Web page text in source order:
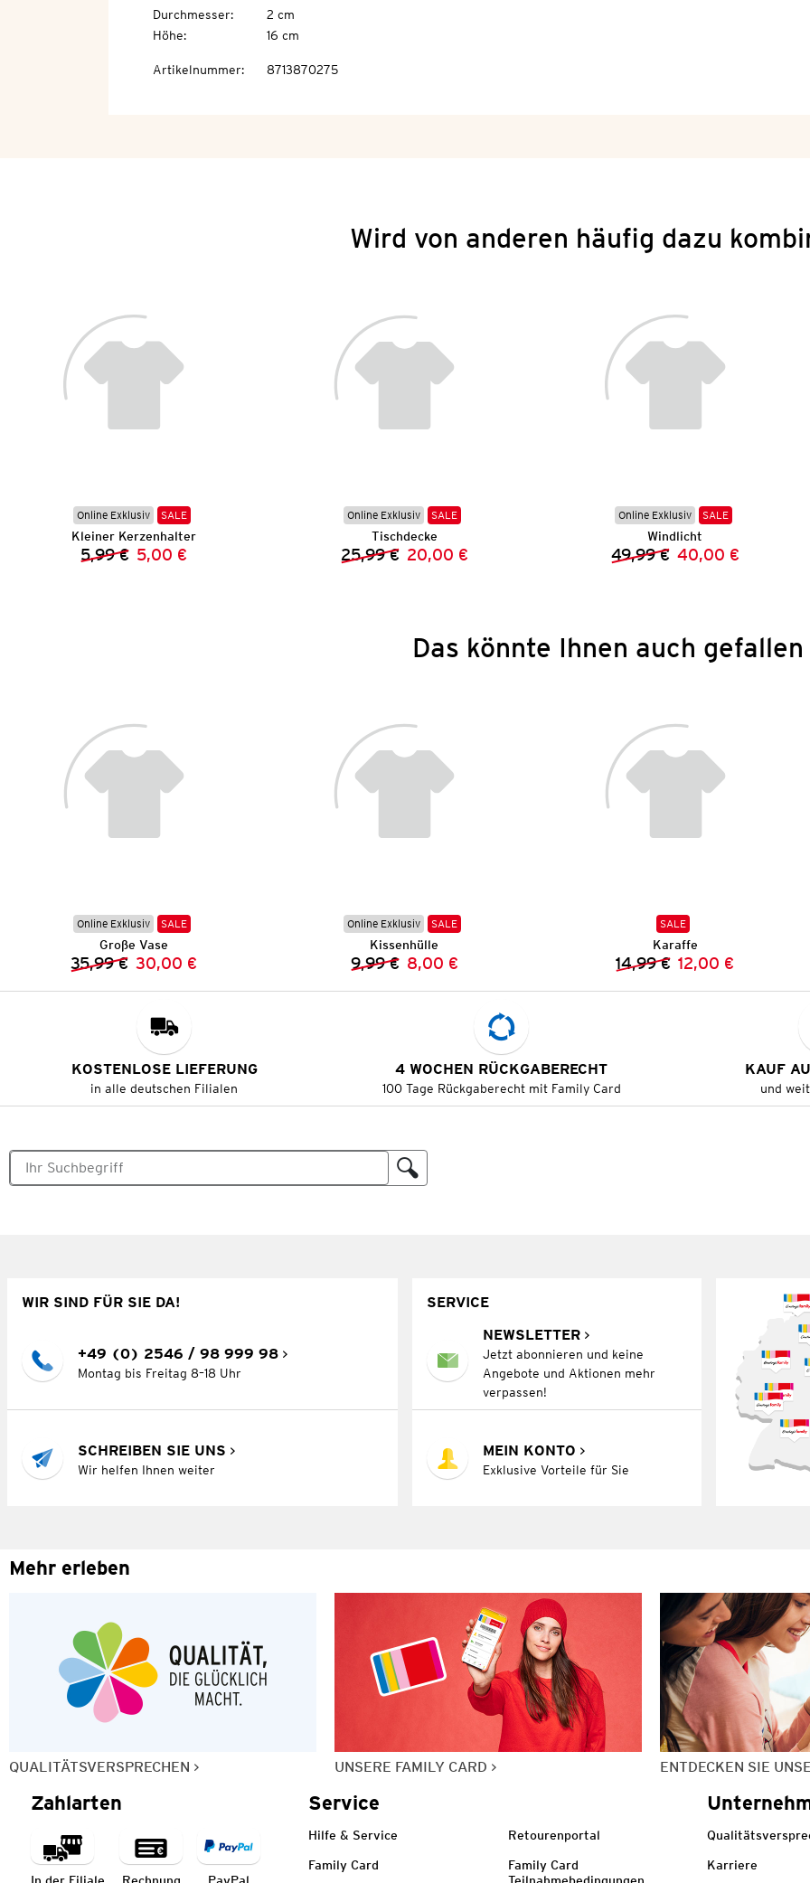
Durchmesser:
2 cm
Höhe: 16 cm
Artikelnummer: 8713870275
Wird von anderen häufig dazu
Online Exklusiv SALE
Kleiner Kerzenhalter
Vorheriger Preis:
5,99 € Neuer Preis:
5,00 €
Online Exklusiv SALE
Tischdecke
Vorheriger Preis:
25,99 € Neuer Preis:
20,00 €
Online Exklusiv SALE
Windlicht
Vorheriger Preis:
49,99 € Neuer Preis:
40,00 €
Das könnte Ihnen auch gefallen
Online Exklusiv SALE
Große Vase
Vorheriger Preis:
35,99 € Neuer Preis:
30,00 €
Online Exklusiv SALE
Kissenhülle
Vorheriger Preis:
9,99 € Neuer Preis:
8,00 €
SALE
Karaffe
Vorheriger Preis:
14,99 € Neuer Preis:
12,00 €
KOSTENLOSE LIEFERUNG
in alle deutschen Filialen
4 WOCHEN RÜCKGABERECHT
100 Tage Rückgaberecht mit Family Card
KAUF
und
WIR SIND FÜR SIE DA!
+49 (0) 2546 / 98 999 98
Montag bis Freitag 8–18 Uhr
SCHREIBEN SIE UNS
Wir helfen Ihnen weiter
SERVICE
NEWSLETTER
Jetzt abonnieren und keine
Angebote und Aktionen mehr
verpassen!
MEIN KONTO
Exklusive Vorteile für Sie
Mehr erleben
QUALITÄTSVERSPRECHEN UNSERE FAMILY CARD ENTDECKEN SIE
Zahlarten Service
Hilfe & Service Retourenportal
Family Card
Family Card
Karriere